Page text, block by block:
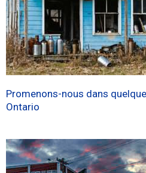
Promenons-nous dans
Ontario